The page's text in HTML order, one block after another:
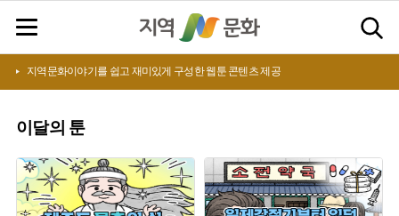
지역문화이야기를 쉽고 재미있게 구성한 웹툰 콘텐츠 제공
이달의 툰